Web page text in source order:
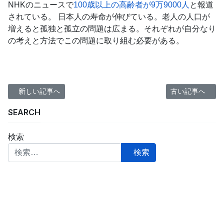
NHKのニュースで100歳以上の高齢者が9万9000人 と報道
されている。 日本人の寿命が伸びている。老人の人口が
増えると孤独と孤立の問題は広まる。それぞれが自分なり
の考えと方法でこの問題に取り組む必要がある。
前の記事へ: 嬬恋プリンスホテルで過ごす2泊3日シニア夫婦の旅
新しい記事へ 次の記事へ: 65
古い記事へ
SEARCH
検索
検索